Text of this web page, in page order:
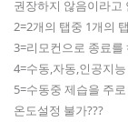
권장하지 않음이라고
2=2개의 탭중 1개의
3=리모컨으로 종료를
4=수동,자동,인공지
5=수동중 제습을 주
온도설정 불가???